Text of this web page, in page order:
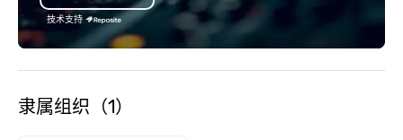
技术支持
隶属组织（1）